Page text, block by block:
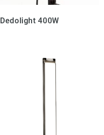
Dedolight 400W